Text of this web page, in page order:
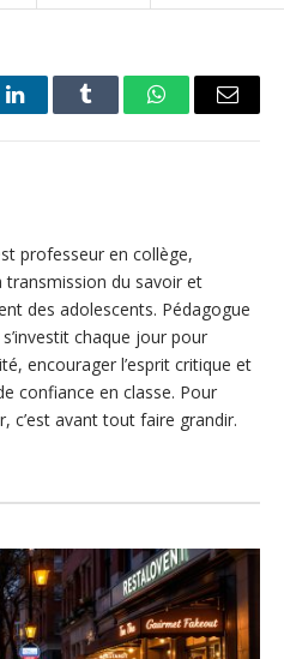
LinkedInTumblr WhatsAppEmail
professeur en collège,
transmission du savoir et
des adolescents. Pédagogue
chaque jour pour
encourager l’esprit critique et
confiance en classe. Pour
c’est avant tout faire grandir.